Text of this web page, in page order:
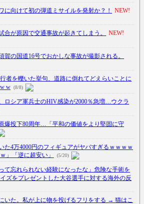
に向けて初の弾道ミサイルを発射か？！ NEW!
合が原因で交通事故が起きてしまう。 NEW!
賀の国道16号でおかしな事故が撮影される。
行者を轢いた挙句、道路に倒れてどえらいことに
w (8/8)
ロシア軍兵士のHIV感染が2000％急増…ウクラ
爆投下80周年…「平和の価値をより堅固に守
た4万4000円のフィギュアがヤバすぎるｗｗｗｗ
」「逆に超安い」
(5/20)
て忘れられない経験になったな」危険な手術を
ズをプレゼントした大谷選手に対する海外の反
いた。私が上に物を投げるフリをする → 猫はこ